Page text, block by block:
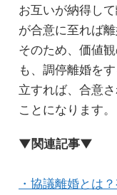
お互いが納得し
が合意に至れば
そのため、価値
も、調停離婚を
立すれば、合意
ことになります。
▼関連記事▼
・協議離婚とは